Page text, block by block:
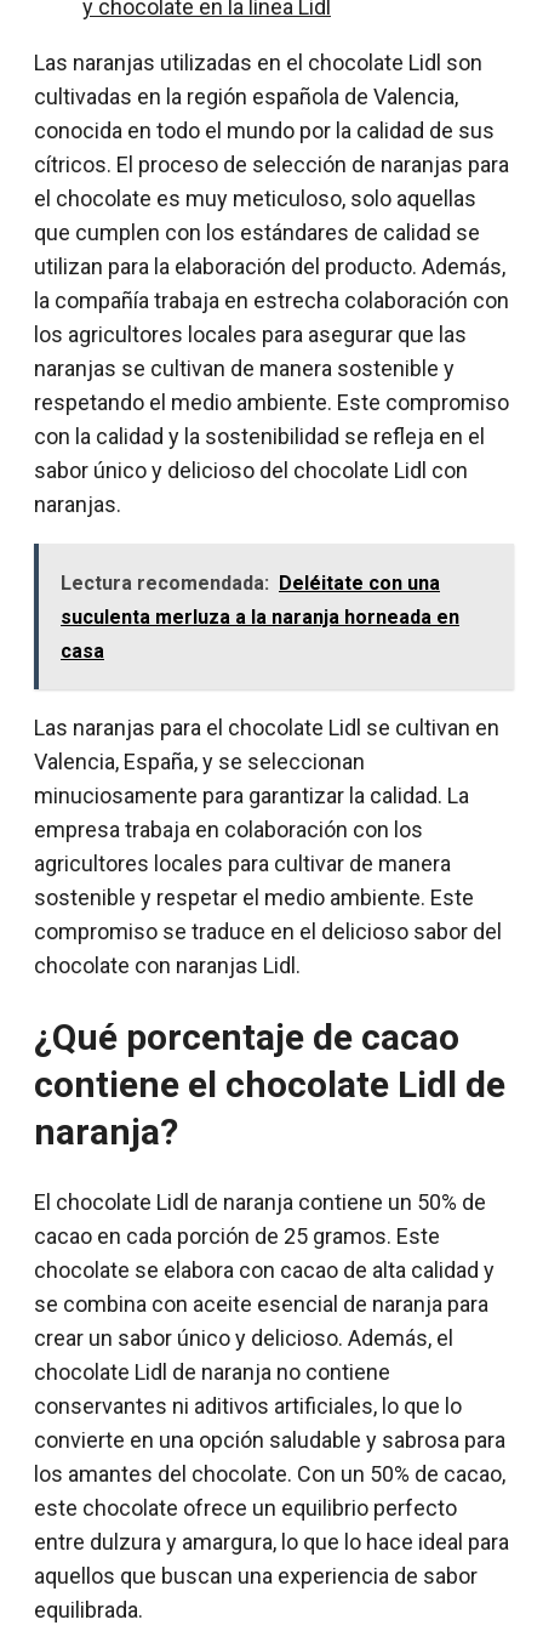
y chocolate en la línea Lidl
Las naranjas utilizadas en el chocolate Lidl son
cultivadas en la región española de Valencia,
conocida en todo el mundo por la calidad de sus
cítricos. El proceso de selección de naranjas para
el chocolate es muy meticuloso, solo aquellas
que cumplen con los estándares de calidad se
utilizan para la elaboración del producto. Además,
la compañía trabaja en estrecha colaboración con
los agricultores locales para asegurar que las
naranjas se cultivan de manera sostenible y
respetando el medio ambiente. Este compromiso
con la calidad y la sostenibilidad se refleja en el
sabor único y delicioso del chocolate Lidl con
naranjas.
Lectura recomendada:
Deléitate con una
suculenta merluza a la naranja horneada en
casa
Las naranjas para el chocolate Lidl se cultivan en
Valencia, España, y se seleccionan
minuciosamente para garantizar la calidad. La
empresa trabaja en colaboración con los
agricultores locales para cultivar de manera
sostenible y respetar el medio ambiente. Este
compromiso se traduce en el delicioso sabor del
chocolate con naranjas Lidl.
¿Qué porcentaje de cacao
contiene el chocolate Lidl de
naranja?
El chocolate Lidl de naranja contiene un 50% de
cacao en cada porción de 25 gramos. Este
chocolate se elabora con cacao de alta calidad y
se combina con aceite esencial de naranja para
crear un sabor único y delicioso. Además, el
chocolate Lidl de naranja no contiene
conservantes ni aditivos artificiales, lo que lo
convierte en una opción saludable y sabrosa para
los amantes del chocolate. Con un 50% de cacao,
este chocolate ofrece un equilibrio perfecto
entre dulzura y amargura, lo que lo hace ideal para
aquellos que buscan una experiencia de sabor
equilibrada.